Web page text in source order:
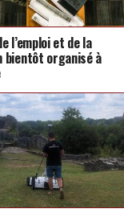
l’emploi et de la
bientôt organisé à